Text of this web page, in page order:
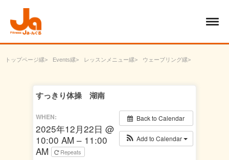
トップページ Events レッスンメニュー
ウェーブリング
すっきり体操 湖南
Back to Calendar
Add to Calendar
WHEN:
2025年12月22日 @
10:00 AM – 11:00
AM
Repeats